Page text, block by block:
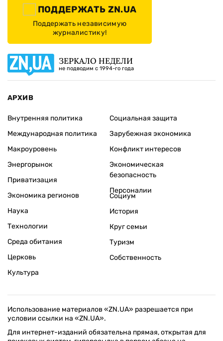
ПОДДЕРЖАТЬ ZN.UA
Поддержать независимую
журналистику!
ЗЕРКАЛО НЕДЕЛИ
не подводим с 1994-го года
АРХИВ
Внутренняя политика
Международная политика
Макроуровень
Энергорынок
Приватизация
Экономика регионов
Социальная защита
Зарубежная экономика
Конфликт интересов
Экономическая
безопасность
Персоналии
Наука
Технологии
Среда обитания
Церковь
Культура
Социум
История
Круг семьи
Туризм
Собственность
Использование материалов «ZN.UA» разрешается при
условии ссылки на «ZN.UA».
Для интернет-изданий обязательна прямая, открытая для